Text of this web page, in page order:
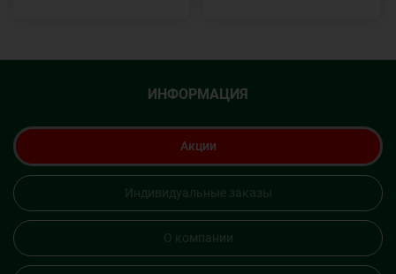
ИНФОРМАЦИЯ
Акции
Индивидуальные заказы
О компании